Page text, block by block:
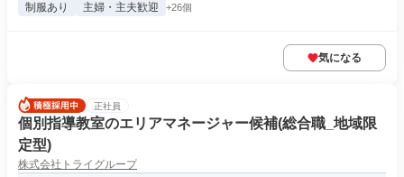
制服あり 主婦・主夫歓迎 +26個
気になる
正社員
個別指導教室のエリアマネージャー候補(総合職_地域限
定型)
株式会社トライグループ